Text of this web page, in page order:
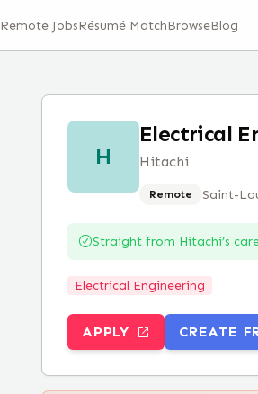
Remote JobsRésumé MatchBrowseBlog
H
Electrical
Hitachi
Remote Saint-
Straight from Hitachi’s
Electrical Engineering
APPLY CREATE